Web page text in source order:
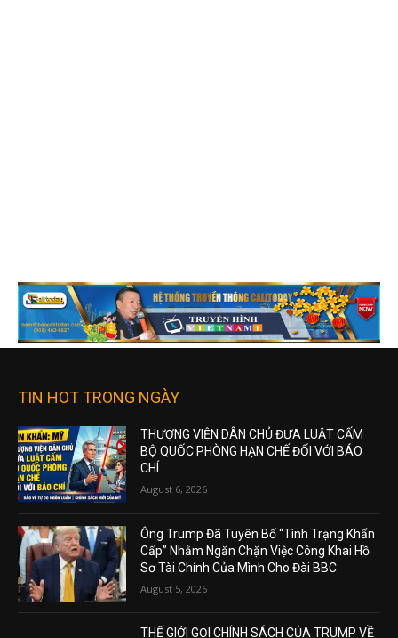
TIN HOT TRONG NGÀY
THƯỢNG VIỆN DÂN CHỦ ĐƯA LUẬT CẤM
BỘ QUỐC PHÒNG HẠN CHẾ ĐỐI VỚI BÁO
CHÍ
August 6, 2026
Ông Trump Đã Tuyên Bố “Tình Trạng Khẩn
Cấp” Nhằm Ngăn Chặn Việc Công Khai Hồ
Sơ Tài Chính Của Mình Cho Đài BBC
August 5, 2026
THẾ GIỚI GỌI CHÍNH SÁCH CỦA TRUMP VỀ